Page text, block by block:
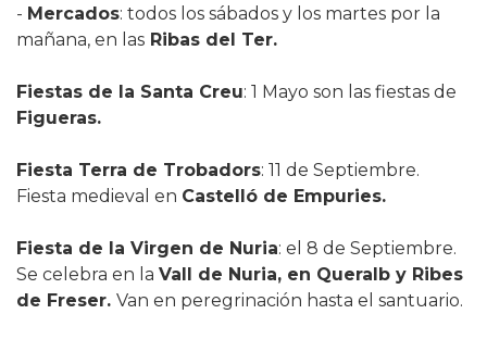
- Mercados: todos los sábados y los martes por la
mañana, en las Ribas del Ter.
Fiestas de la Santa Creu: 1 Mayo son las fiestas de
Figueras.
Fiesta Terra de Trobadors: 11 de Septiembre.
Fiesta medieval en Castelló de Empuries.
Fiesta de la Virgen de Nuria: el 8 de Septiembre.
Se celebra en la Vall de Nuria, en Queralb y Ribes
de Freser. Van en peregrinación hasta el santuario.